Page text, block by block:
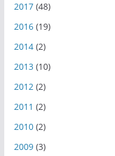
2017(48)
2016(19)
2014(2)
2013(10)
2012(2)
2011 (2)
2010(2)
2009(3)